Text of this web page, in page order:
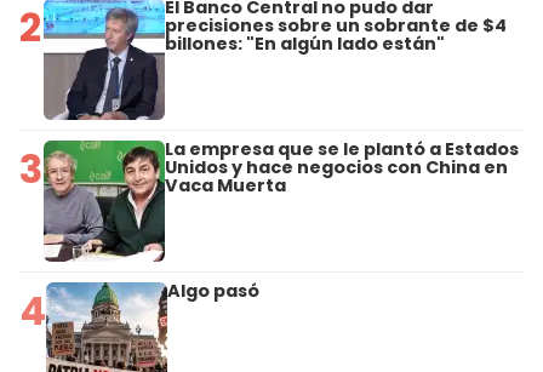
2 El Banco Central no pudo dar
precisiones sobre un sobrante de $4
billones: "En algún lado están"
3 La empresa que se le plantó a Estados
Unidos y hace negocios con China en
Vaca Muerta
4 Algo pasó